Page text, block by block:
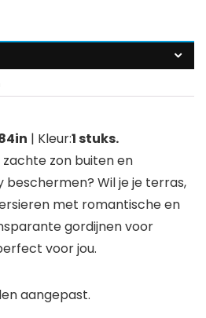
| Kleur:1 stuks.
zon buiten en
Wil je je terras,
met romantische en
gordijnen voor
voor jou.
aangepast.